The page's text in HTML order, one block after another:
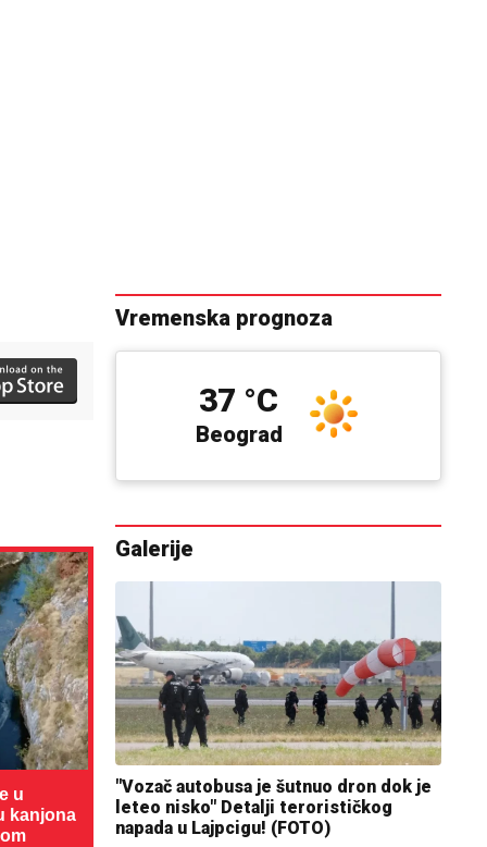
u
kanjona
Vremenska prognoza
Beograd
37 °C
Galerije
"Vozač autobusa je šutnuo dron dok je
leteo nisko" Detalji terorističkog
napada u Lajpcigu! (FOTO)